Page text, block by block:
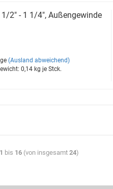
2" - 1 1/4", Au­ßen­ge­win­de
(Ausland abweichend)
0,14kg je Stck.
1 bis 16 (von insgesamt24)